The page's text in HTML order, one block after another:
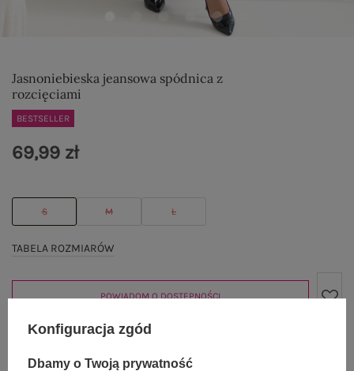
Jasnoniebieska jeansowa spódnica z
rozcięciami
BESTSELLER
S M L
TABELA ROZMIARÓW
69,99 zł
POWIADOM O DOSTĘPNOŚCI
Produkt niedostępny
Konfiguracja zgód
Dbamy o Twoją prywatność